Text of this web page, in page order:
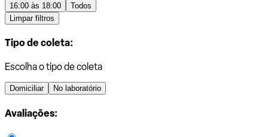
16:00 às 18:00
Todos
Limpar filtros
Tipo de coleta:
Escolha o tipo de coleta
Domiciliar No laboratório
Avaliações: